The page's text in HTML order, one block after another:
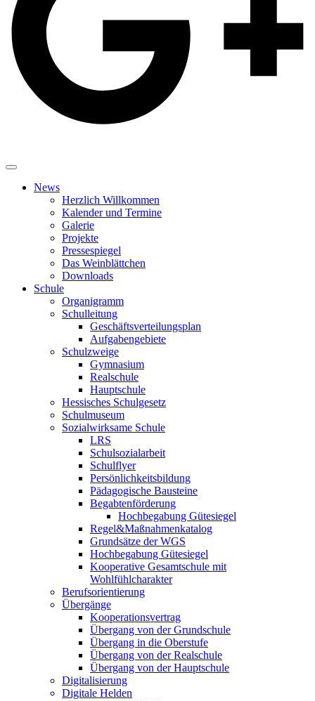
News
Herzlich Willkommen
Kalender und Termine
Galerie
Projekte
Pressespiegel
Das Weinblättchen
Downloads
Schule
Organigramm
Schulleitung
Geschäftsverteilungsplan
Aufgabengebiete
Schulzweige
Gymnasium
Realschule
Hauptschule
Hessisches Schulgesetz
Schulmuseum
Sozialwirksame Schule
LRS
Schulsozialarbeit
Schulflyer
Persönlichkeitsbildung
Pädagogische Bausteine
Begabtenförderung
Hochbegabung Gütesiegel
Regel&Maßnahmenkatalog
Grundsätze der WGS
Hochbegabung Gütesiegel
Kooperative Gesamtschule mit
Wohlfühlcharakter
Berufsorientierung
Übergänge
Kooperationsvertrag
Übergang von der Grundschule
Übergang in die Oberstufe
Übergang von der Realschule
Übergang von der Hauptschule
Digitalisierung
Digitale Helden